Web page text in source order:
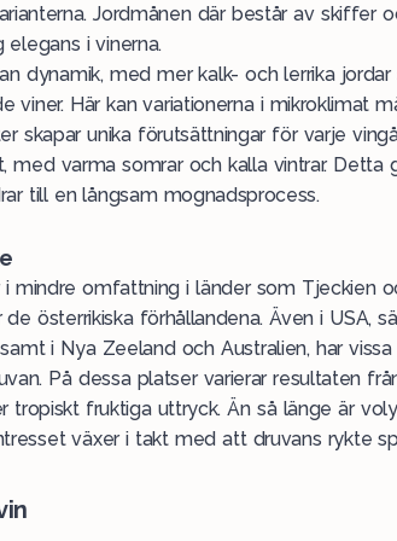
Jordmånen där består av skiffer
elegans i vinerna.
dynamik, med mer kalk- och lerrika jordar
Här kan variationerna i mikroklimat
skapar unika förutsättningar för varje
med varma somrar och kalla vintrar. Detta
till en långsam mognadsprocess.
i mindre omfattning i länder som Tjeckien
österrikiska förhållandena. Även i USA,
i Nya Zeeland och Australien, har vissa
På dessa platser varierar resultaten
tropiskt fruktiga uttryck. Än så länge är
växer i takt med att druvans rykte